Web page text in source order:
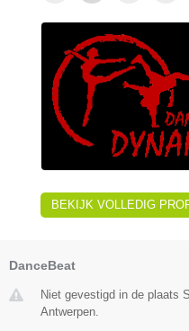
BEKIJK VOLLEDIG
DanceBeat
Niet gevestigd in de plaats
Antwerpen.